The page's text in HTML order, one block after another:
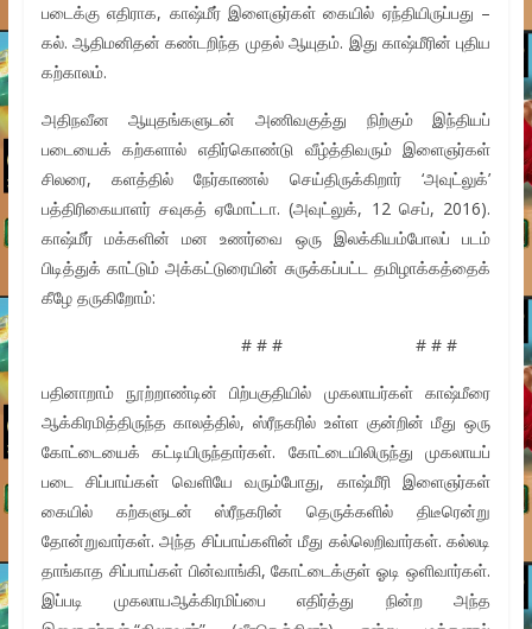
படைக்கு எதிராக, காஷ்மீர் இளைஞர்கள் கையில் ஏந்தியிருப்பது –
கல். ஆதிமனிதன் கண்டறிந்த முதல் ஆயுதம். இது காஷ்மீரின் புதிய
கற்காலம்.
அதிநவீன ஆயுதங்களுடன் அணிவகுத்து நிற்கும் இந்தியப்
படையைக் கற்களால் எதிர்கொண்டு வீழ்த்திவரும் இளைஞர்கள்
சிலரை, களத்தில் நேர்காணல் செய்திருக்கிறார் ‘அவுட்லுக்’
பத்திரிகையாளர் சவுகத் ஏமோட்டா. (அவுட்லுக், 12 செப், 2016).
காஷ்மீர் மக்களின் மன உணர்வை ஒரு இலக்கியம்போலப் படம்
பிடித்துக் காட்டும் அக்கட்டுரையின் சுருக்கப்பட்ட தமிழாக்கத்தைக்
கீழே தருகிறோம்:
# # # # # #
பதினாறாம் நூற்றாண்டின் பிற்பகுதியில் முகலாயர்கள் காஷ்மீரை
ஆக்கிரமித்திருந்த காலத்தில், ஸ்ரீநகரில் உள்ள குன்றின் மீது ஒரு
கோட்டையைக் கட்டியிருந்தார்கள். கோட்டையிலிருந்து முகலாயப்
படை சிப்பாய்கள் வெளியே வரும்போது, காஷ்மீரி இளைஞர்கள்
கையில் கற்களுடன் ஸ்ரீநகரின் தெருக்களில் திடீரென்று
தோன்றுவார்கள். அந்த சிப்பாய்களின் மீது கல்லெறிவார்கள். கல்லடி
தாங்காத சிப்பாய்கள் பின்வாங்கி, கோட்டைக்குள் ஓடி ஒளிவார்கள்.
இப்படி முகலாயஆக்கிரமிப்பை எதிர்த்து நின்ற அந்த